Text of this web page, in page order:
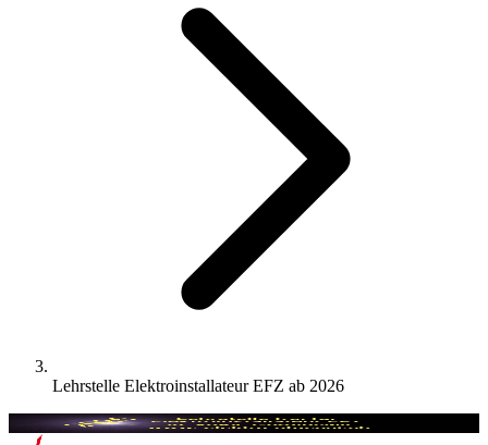
Lehrstelle Elektroinstallateur EFZ ab 2026